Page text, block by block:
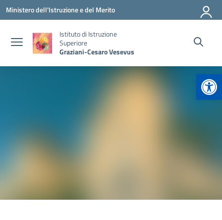
Vai ai contenuti
Vai al menu di navigazione
Vai al footer
Ministero dell'Istruzione e del Merito
Istituto di Istruzione
Superiore
Graziani-Cesaro Vesevus